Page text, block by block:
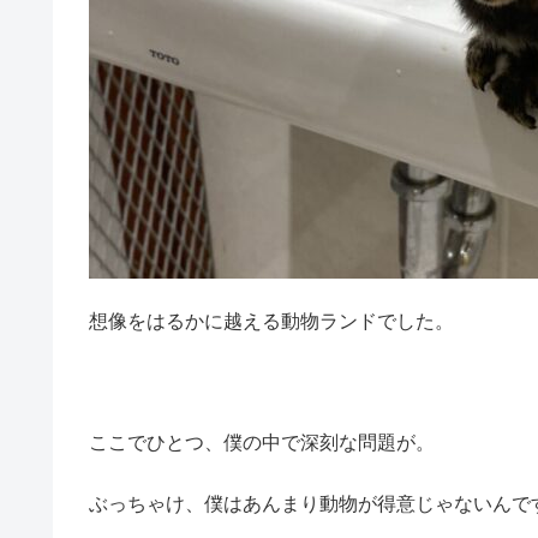
想像をはるかに越える動物ランドでした。
ここでひとつ、僕の中で深刻な問題が。
ぶっちゃけ、僕はあんまり動物が得意じゃないんで